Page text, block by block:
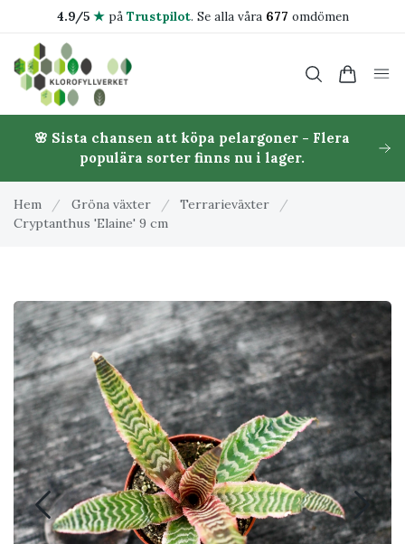
4.9/5 ★på Trustpilot. Se alla våra 677 omdömen
🌸 Sista chansen att köpa pelargoner - Flera
populära sorter finns nu i lager.
Hem / Gröna växter / Terrarieväxter
/
Cryptanthus 'Elaine' 9 cm